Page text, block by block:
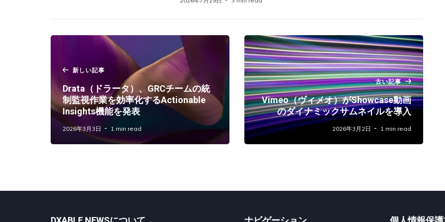
新しい記事
Drata（ドラータ）、GRCチームの統
制監視作業を効率化するActionable
Insights機能を発表
2026年3月3日 1 min read
古い記事
Vimeo（ヴィメオ）がShowcase動画
のダイナミックサムネイルを導入
2026年3月2日 1 min read